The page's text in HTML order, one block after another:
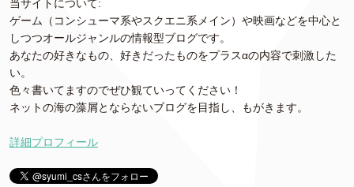
当サイトについて:
ゲーム（コンシューマ系やスクエニ系メイン）や映画などを中心と
しつつオールジャンルの情報型ブログです。
あなたの好きなもの、好きだったものをプラスαの内容で刺激した
い。
色々書いてますのでぜひ観ていってください！
ネットの海の藻屑とならないブログを目指し、もがきます。
詳細プロフィール